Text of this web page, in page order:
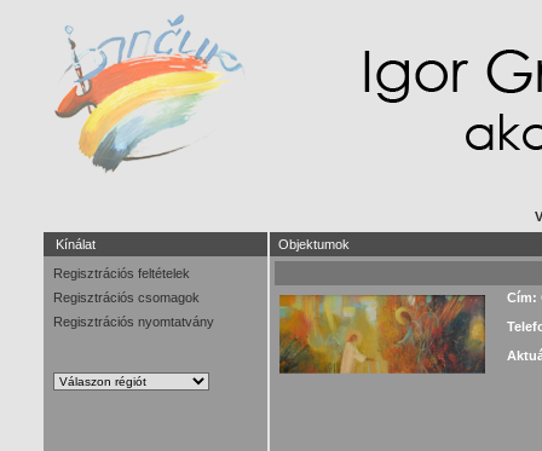
Kínálat
Regisztrációs feltételek
Regisztrációs csomagok
Regisztrációs nyomtatvány
Objektumok
Cím: